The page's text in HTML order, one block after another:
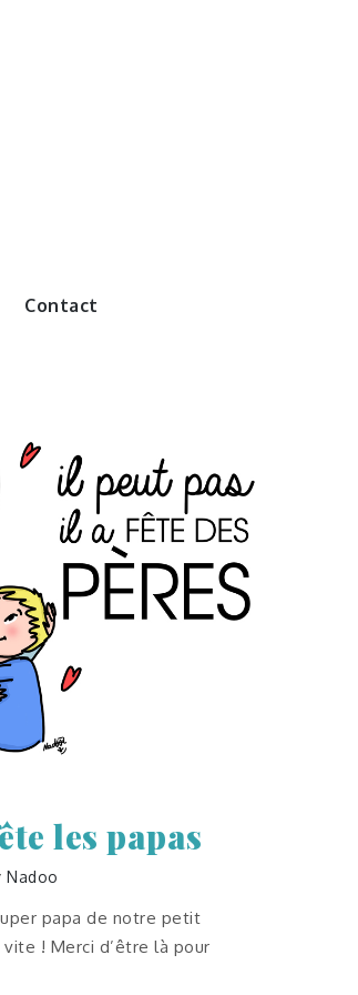
de
Contact
les papas
Nadoo
papa de notre petit
! Merci d’être là pour